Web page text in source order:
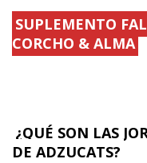
SUPLEMENTO
CORCHO & ALMA
¿QUÉ SON LAS
DE ADZUCATS?